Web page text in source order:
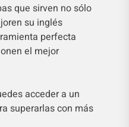
que sirven no sólo
su inglés
perfecta
el mejor
acceder a un
superarlas con más